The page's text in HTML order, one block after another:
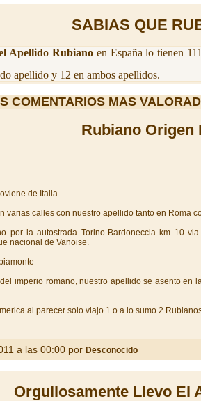
SABIAS QUE
Apellido Rubianoen España lo tienen
apellido y 12 en ambos apellidos.
COMENTARIOS MAS
Rubiano Origen
de Italia.
varias calles con nuestro apellido tanto en Roma
por la autostrada Torino-Bardoneccia km 10
nacional de Vanoise.
imperio romano, nuestro apellido se asento en
al parecer solo viajo 1 o a lo sumo 2
a las 00:00 por Desconocido
Orgullosamente Llevo El